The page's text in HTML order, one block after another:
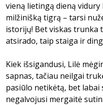
vieną lietingą dieną
milžinišką tigrą – tarsi
istorijų! Bet viskas trunka
atsirado, taip staiga ir
Kiek išsigandusi, Lilė
sapnas, tačiau neilgai
pasiūlo netikėtą, bet labai
negalvojusi mergaitė